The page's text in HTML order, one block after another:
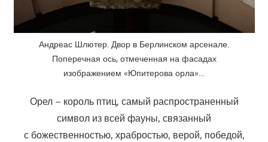
Андреас Шлютер. Двор в Берлинском арсенале.
Поперечная ось, отмеченная на фасадах
изображением «Юпитерова орла»…
Орел – король птиц, самый распространенный
символ из всей фауны, связанный
с божественностью, храбростью, верой, победой,